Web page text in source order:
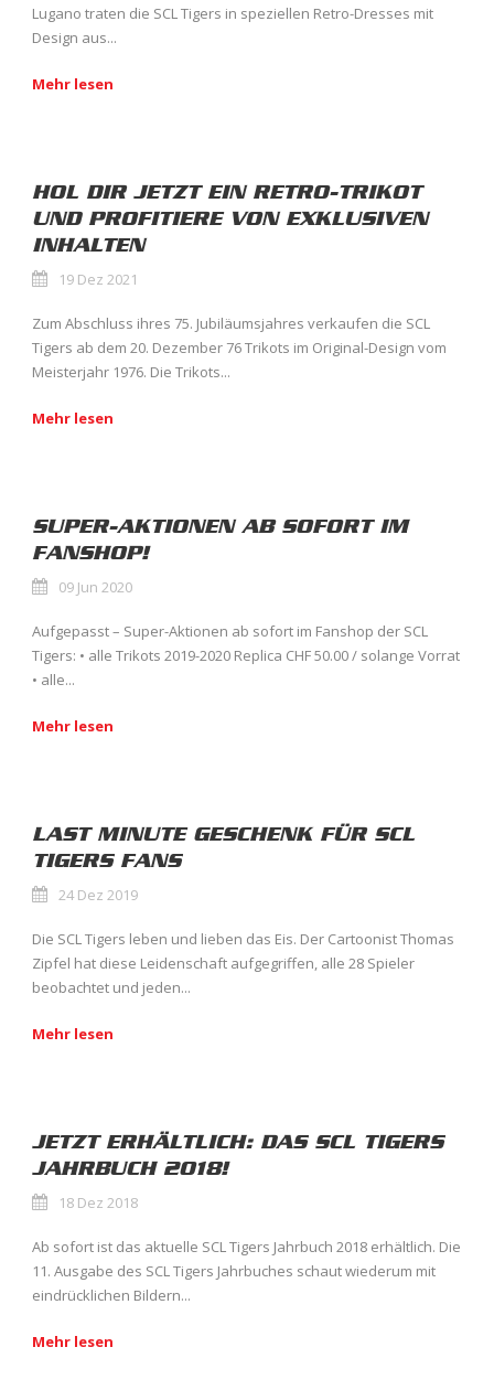
Lugano traten die SCL Tigers in speziellen Retro-Dresses mit
Design aus...
Mehr lesen
HOL DIR JETZT EIN RETRO-TRIKOT
UND PROFITIERE VON EXKLUSIVEN
INHALTEN
19 Dez 2021
Zum Abschluss ihres 75. Jubiläumsjahres verkaufen die SCL
Tigers ab dem 20. Dezember 76 Trikots im Original-Design vom
Meisterjahr 1976. Die Trikots...
Mehr lesen
SUPER-AKTIONEN AB SOFORT IM
FANSHOP!
09 Jun 2020
Aufgepasst – Super-Aktionen ab sofort im Fanshop der SCL
Tigers: • alle Trikots 2019-2020 Replica CHF 50.00 / solange Vorrat
• alle...
Mehr lesen
LAST MINUTE GESCHENK FÜR SCL
TIGERS FANS
24 Dez 2019
Die SCL Tigers leben und lieben das Eis. Der Cartoonist Thomas
Zipfel hat diese Leidenschaft aufgegriffen, alle 28 Spieler
beobachtet und jeden...
Mehr lesen
JETZT ERHÄLTLICH: DAS SCL TIGERS
JAHRBUCH 2018!
18 Dez 2018
Ab sofort ist das aktuelle SCL Tigers Jahrbuch 2018 erhältlich. Die
11. Ausgabe des SCL Tigers Jahrbuches schaut wiederum mit
eindrücklichen Bildern...
Mehr lesen